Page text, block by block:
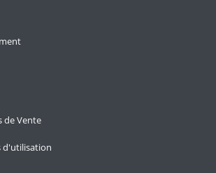
de Vente
d'utilisation